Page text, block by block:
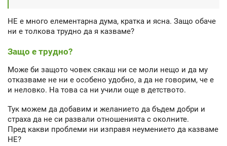
НЕ е много елементарна дума, кратка и ясна. Защо обаче
ни е толкова трудно да я казваме?
Защо е трудно?
Може би защото човек сякаш ни се моли нещо и да му
отказваме не ни е особено удобно, а да не говорим, че е
и неловко. На това са ни учили още в детството.
Тук можем да добавим и желанието да бъдем добри и
страха да не си развали отношенията с околните.
Пред какви проблеми ни изправя неумението да казваме
НЕ?